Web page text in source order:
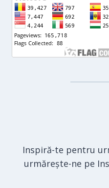
Inspiră-te pentru
urmărește-ne pe